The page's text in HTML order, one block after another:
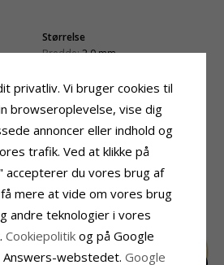
Størrelse
Bredde:2,0 mm
HAR KØBT DENNE HAR
KØBT
privatliv. Vi bruger cookies til
browseroplevelse, vise dig
annoncer eller indhold og
trafik. Ved at klikke på
accepterer du vores brug af
få mere at vide om vores brug
andre teknologier i vores
Cookiepolitik og på Google
Answers-webstedet. Google